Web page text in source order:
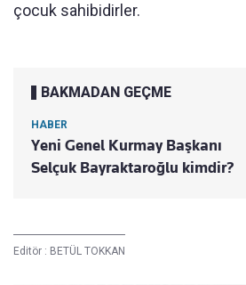
çocuk sahibidirler.
BAKMADAN GEÇME
HABER
Yeni Genel Kurmay Başkanı
Selçuk Bayraktaroğlu kimdir?
Editör : BETÜL TOKKAN